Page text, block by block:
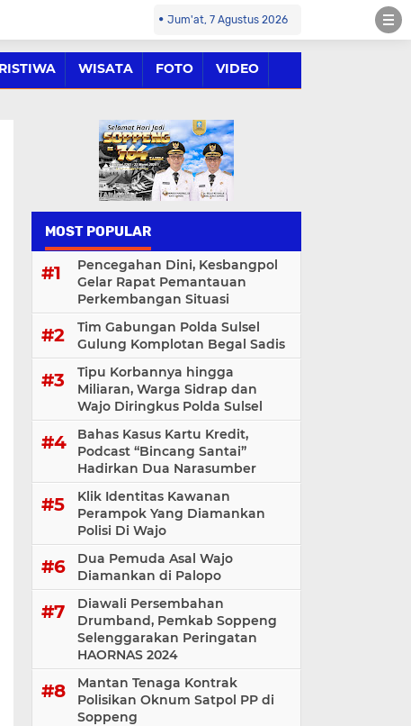
Jum'at, 7 Agustus 2026
WISATA FOTO VIDEO
MOST POPULAR
Pencegahan Dini, Kesbangpol
Gelar Rapat Pemantauan
Perkembangan Situasi
Tim Gabungan Polda Sulsel
Gulung Komplotan Begal Sadis
Tipu Korbannya hingga
Miliaran, Warga Sidrap dan
Wajo Diringkus Polda Sulsel
Bahas Kasus Kartu Kredit,
Podcast “Bincang Santai”
Hadirkan Dua Narasumber
Klik Identitas Kawanan
Perampok Yang Diamankan
Polisi Di Wajo
Dua Pemuda Asal Wajo
Diamankan di Palopo
Diawali Persembahan
Drumband, Pemkab Soppeng
Selenggarakan Peringatan
HAORNAS 2024
Mantan Tenaga Kontrak
Polisikan Oknum Satpol PP di
Soppeng